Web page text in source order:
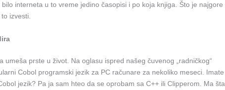
interneta u to vreme jedino časopisi i po koja knjiga. Što je najgore
izvesti.
umeša prste u život. Na oglasu ispred našeg čuvenog „radničkog“
Cobol programski jezik za PC računare za nekoliko meseci. Imate
jezik? Pa ja sam hteo da se oprobam sa C++ ili Clipperom. Ma šta